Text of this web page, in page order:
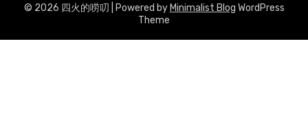
© 2026 四火的唠叨 | Powered by Minimalist Blog WordPress
Theme